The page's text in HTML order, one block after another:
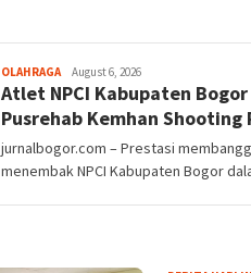
OLAHRAGAAga
Alamanda
August 6, 2026
Atlet NPCI Kabupaten
Pusrehab Kemhan Shooting
jurnalbogor.com – Prestasi
menembak NPCI Kabupaten Bogor